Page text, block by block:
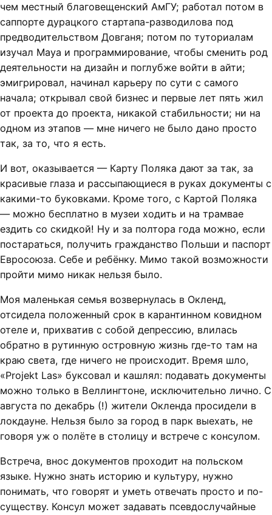
чем местный благовещенский АмГУ; работал потом в
саппорте дурацкого стартапа-разводилова под
предводительством Довганя; потом по туториалам
изучал Maya и программирование, чтобы сменить род
деятельности на дизайн и поглубже войти в айти;
эмигрировал, начинал карьеру по сути с самого
начала; открывал свой бизнес и первые лет пять жил
от проекта до проекта, никакой стабильности; ни на
одном из этапов — мне ничего не было дано просто
так, за то, что я есть.
И вот, оказывается — Карту Поляка дают за так, за
красивые глаза и рассыпающиеся в руках документы с
какими-то буковками. Кроме того, с Картой Поляка
— можно бесплатно в музеи ходить и на трамвае
ездить со скидкой! Ну и за полтора года можно, если
постараться, получить гражданство Польши и паспорт
Евросоюза. Себе и ребёнку. Мимо такой возможности
пройти мимо никак нельзя было.
Моя маленькая семья возвернулась в Окленд,
отсидела положенный срок в карантинном ковидном
отеле и, прихватив с собой депрессию, влилась
обратно в рутинную островную жизнь где-то там на
краю света, где ничего не происходит. Время шло,
«Projekt Las» буксовал и кашлял: подавать документы
можно только в Веллингтоне, исключительно лично. С
августа по декабрь (!) жители Окленда просидели в
локдауне. Нельзя было за город в парк выехать, не
говоря уж о полёте в столицу и встрече с консулом.
Встреча, внос документов проходит на польском
языке. Нужно знать историю и культуру, нужно
понимать, что говорят и уметь отвечать просто и по-
существу. Консул может задавать псевдослучайные